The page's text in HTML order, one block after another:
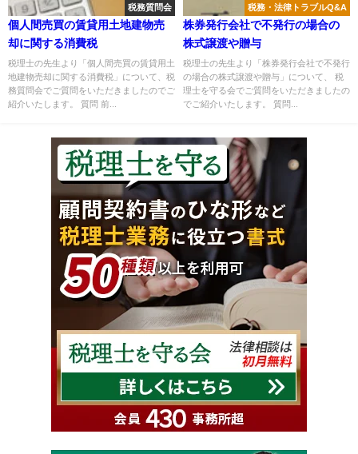
税務質問会
個人間売買の賃貸用土地建物売
却に関する消費税
税理士の先生より「個人間売買の賃貸用土
地建物売却に関する消費税」について、税
務質問会でご質問をいただきましたのでご
紹介いたします。 質問 前...
税務・法律トラブルQ&A
株券発行会社で不発行の場合の
株式譲渡や贈与
税理士の先生より「株券発行会社で不発行
の場合の株式譲渡や贈与」について、 税
理士を守る会でご質問をいただきましたの
でご紹介いたします。 質問...